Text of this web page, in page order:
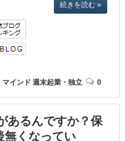
続きを読む »
マインド 週末起業・独立 0
あるんですか？保
無くなってい